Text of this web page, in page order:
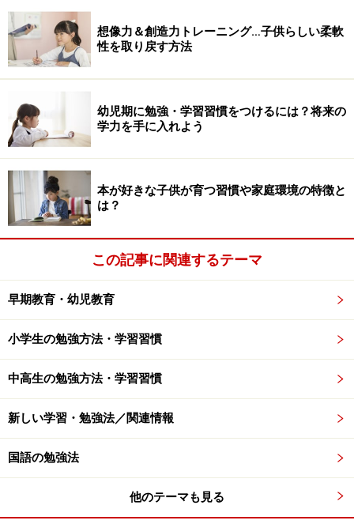
は、31日と元日の2日間だけお休みで、あとは午前中は
勉強、午後は家の手伝いや一家団欒など。
冬休みの受験勉強は大切だけど、気分転換
も必要
て夜は10時ごろまでが理想です。大晦日と元日は勉強し
なくてもOK。代わりに大掃除など家の手伝いをしたり、
初詣に行き合格祈願をしたりして、気分転換をはかるの
が良いでしょう。
受験生にとって気分転換も大切な要素。ただし、夜更か
ししても夜1時頃まで、朝は必ず8時までには起きるとい
うルールだけは守りましょう。いくら短い期間とは言
まいます。
受験生にとってのお正月、一年の計は元旦
にあり
お正月、ぜひやって欲しいのが、家族で新年の抱負につ
いて語ることです。普段こうした機会は中々ないです
想像力＆創造力トレーニング…子供らしい柔軟
性を取り戻す方法
幼児期に勉強・学習習慣をつけるには？将来の
学力を手に入れよう
本が好きな子供が育つ習慣や家庭環境の特徴と
は？
この記事に関連するテーマ
早期教育・幼児教育
小学生の勉強方法・学習習慣
中高生の勉強方法・学習習慣
新しい学習・勉強法／関連情報
国語の勉強法
他のテーマも見る